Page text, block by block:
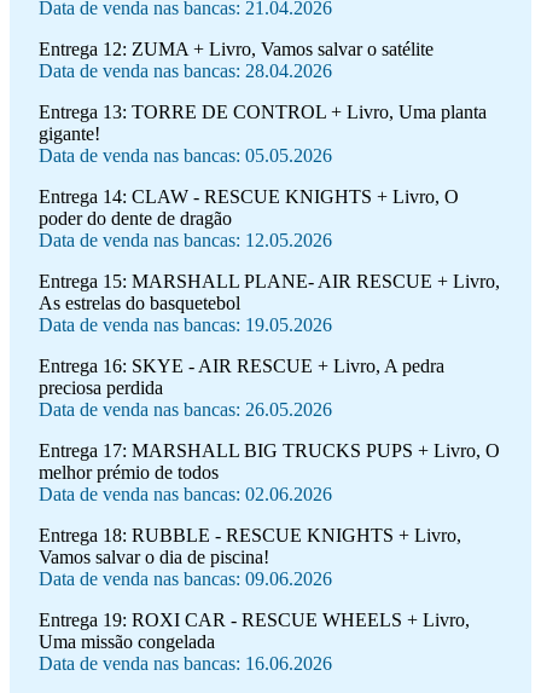
Data de venda nas bancas: 21.04.2026
Entrega 12: ZUMA + Livro, Vamos salvar o satélite
Data de venda nas bancas: 28.04.2026
Entrega 13: TORRE DE CONTROL + Livro, Uma planta
gigante!
Data de venda nas bancas: 05.05.2026
Entrega 14: CLAW - RESCUE KNIGHTS + Livro, O
poder do dente de dragão
Data de venda nas bancas: 12.05.2026
Entrega 15: MARSHALL PLANE- AIR RESCUE + Livro,
As estrelas do basquetebol
Data de venda nas bancas: 19.05.2026
Entrega 16: SKYE - AIR RESCUE + Livro, A pedra
preciosa perdida
Data de venda nas bancas: 26.05.2026
Entrega 17: MARSHALL BIG TRUCKS PUPS + Livro, O
melhor prémio de todos
Data de venda nas bancas: 02.06.2026
Entrega 18: RUBBLE - RESCUE KNIGHTS + Livro,
Vamos salvar o dia de piscina!
Data de venda nas bancas: 09.06.2026
Entrega 19: ROXI CAR - RESCUE WHEELS + Livro,
Uma missão congelada
Data de venda nas bancas: 16.06.2026